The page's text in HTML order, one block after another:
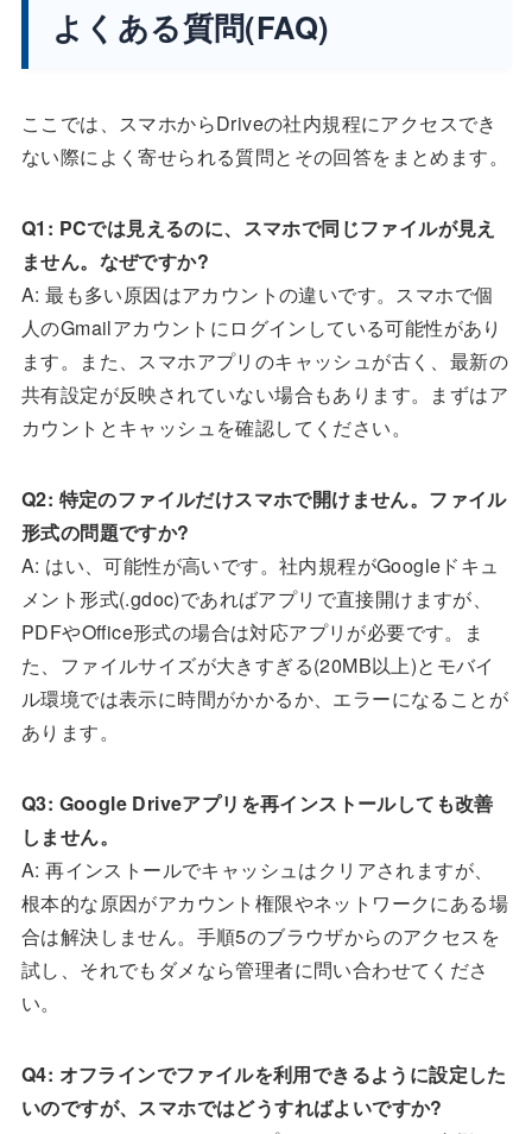
よくある質問(FAQ)
ここでは、スマホからDriveの社内規程にアクセスでき
ない際によく寄せられる質問とその回答をまとめます。
Q1: PCでは見えるのに、スマホで同じファイルが見え
ません。なぜですか?
A: 最も多い原因はアカウントの違いです。スマホで個
人のGmailアカウントにログインしている可能性があり
ます。また、スマホアプリのキャッシュが古く、最新の
共有設定が反映されていない場合もあります。まずはア
カウントとキャッシュを確認してください。
Q2: 特定のファイルだけスマホで開けません。ファイル
形式の問題ですか?
A: はい、可能性が高いです。社内規程がGoogleドキュ
メント形式(.gdoc)であればアプリで直接開けますが、
PDFやOffice形式の場合は対応アプリが必要です。ま
た、ファイルサイズが大きすぎる(20MB以上)とモバイ
ル環境では表示に時間がかかるか、エラーになることが
あります。
Q3: Google Driveアプリを再インストールしても改善
しません。
A: 再インストールでキャッシュはクリアされますが、
根本的な原因がアカウント権限やネットワークにある場
合は解決しません。手順5のブラウザからのアクセスを
試し、それでもダメなら管理者に問い合わせてくださ
い。
Q4: オフラインでファイルを利用できるように設定した
いのですが、スマホではどうすればよいですか?